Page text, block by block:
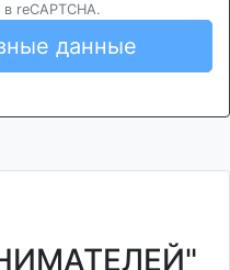
reCAPTCHA.
данные